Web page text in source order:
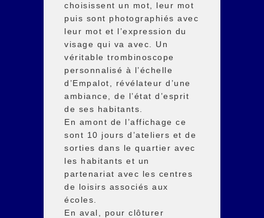
choisissent un mot, leur mot
puis sont photographiés avec
leur mot et l’expression du
visage qui va avec. Un
véritable trombinoscope
personnalisé à l’échelle
d’Empalot, révélateur d’une
ambiance, de l’état d’esprit
de ses habitants.
En amont de l’affichage ce
sont 10 jours d’ateliers et de
sorties dans le quartier avec
les habitants et un
partenariat avec les centres
de loisirs associés aux
écoles.
En aval, pour clôturer